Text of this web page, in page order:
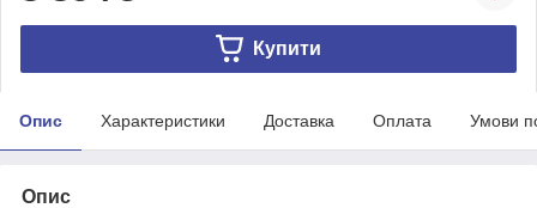
Купити
Опис Характеристики Доставка Оплата Умови
Опис